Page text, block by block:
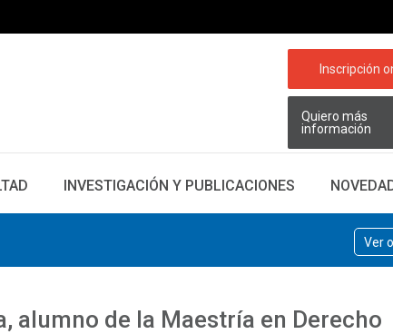
Inscripción
Quiero más
información
INVESTIGACIÓN Y PUBLICACIONES
Ver
alumno de la Maestría en Derecho